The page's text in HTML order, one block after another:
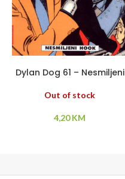
Dylan Dog 61 – Nesmiljeni
Out of stock
4,20KM